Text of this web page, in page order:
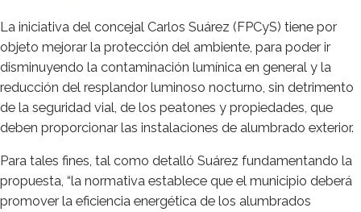
La iniciativa del concejal Carlos Suárez (FPCyS) tiene por
objeto mejorar la protección del ambiente, para poder ir
disminuyendo la contaminación lumínica en general y la
reducción del resplandor luminoso nocturno, sin detrimento
de la seguridad vial, de los peatones y propiedades, que
deben proporcionar las instalaciones de alumbrado exterior.
Para tales fines, tal como detalló Suárez fundamentando la
propuesta, “la normativa establece que el municipio deberá
promover la eficiencia energética de los alumbrados